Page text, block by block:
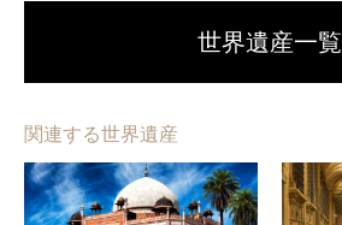
世界遺産一覧
関連する世界遺産